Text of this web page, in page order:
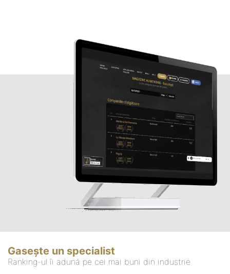
Gasește un specialist
Ranking-ul îi adună pe cei mai buni din industrie